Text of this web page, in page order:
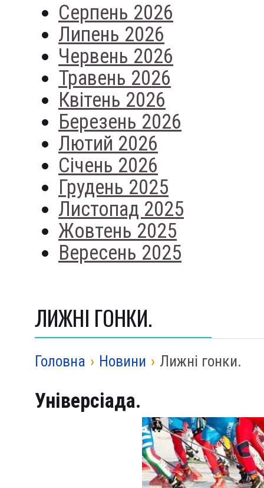
Серпень 2026
Липень 2026
Червень 2026
Травень 2026
Квітень 2026
Березень 2026
Лютий 2026
Січень 2026
Грудень 2025
Листопад 2025
Жовтень 2025
Вересень 2025
ЛИЖНІ ГОНКИ.
Головна › Новини › Лижні гонки.
Універсіада.